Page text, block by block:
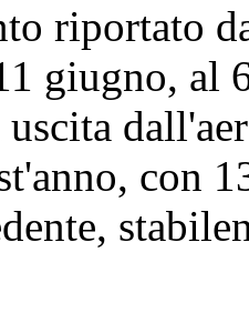
riportato
giugno, al
con